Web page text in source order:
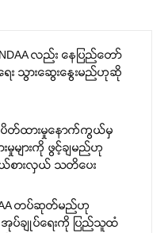
လည်း နေပြည်တော်
ရေး သွားဆွေးနွေးမည်ဟုဆို
ပိတ်ထားမှုနောက်ကွယ်မှ
များကို ဖွင့်ချမည်ဟု
ားလှယ် သတိပေး
တပ်ဆုတ်မည်ဟု
ပ်ချုပ်ရေးကို ပြည်သူထံ